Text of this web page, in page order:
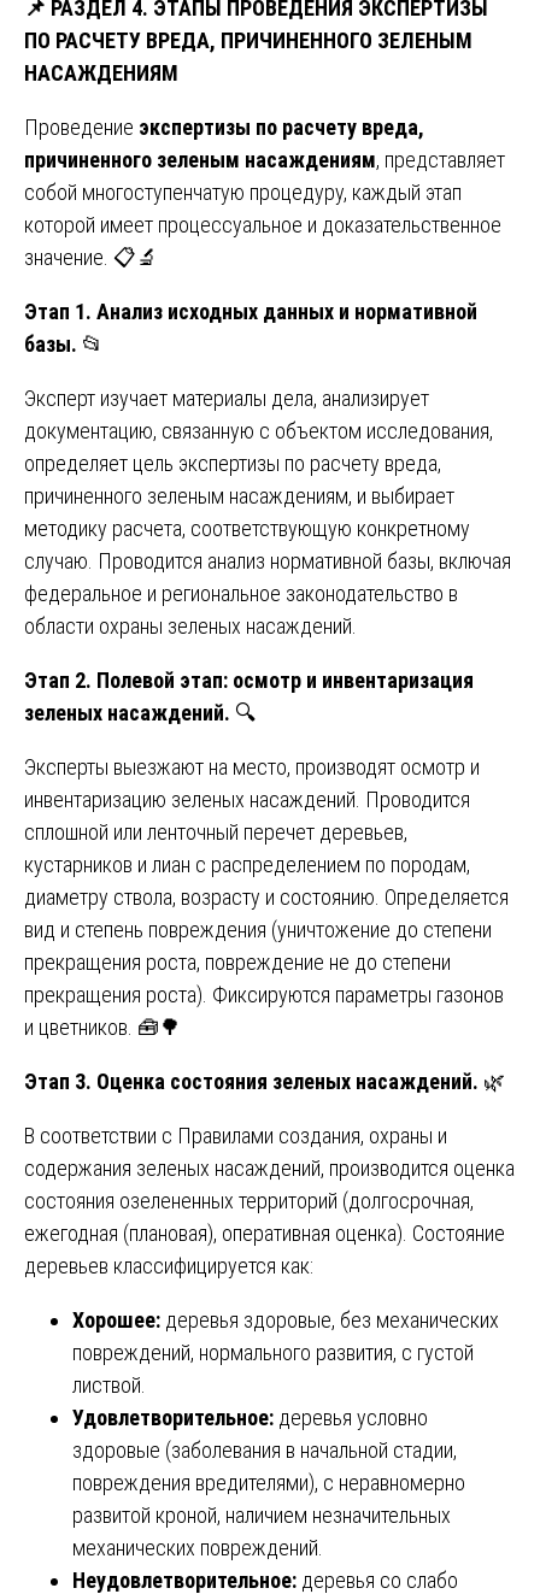
📌 РАЗДЕЛ 4. ЭТАПЫ ПРОВЕДЕНИЯ ЭКСПЕРТИЗЫ
ПО РАСЧЕТУ ВРЕДА, ПРИЧИНЕННОГО ЗЕЛЕНЫМ
НАСАЖДЕНИЯМ
Проведение экспертизы по расчету вреда,
причиненного зеленым насаждениям, представляет
собой многоступенчатую процедуру, каждый этап
которой имеет процессуальное и доказательственное
значение. 📋🔬
Этап 1. Анализ исходных данных и нормативной
базы. 📂
Эксперт изучает материалы дела, анализирует
документацию, связанную с объектом исследования,
определяет цель экспертизы по расчету вреда,
причиненного зеленым насаждениям, и выбирает
методику расчета, соответствующую конкретному
случаю. Проводится анализ нормативной базы, включая
федеральное и региональное законодательство в
области охраны зеленых насаждений.
Этап 2. Полевой этап: осмотр и инвентаризация
зеленых насаждений. 🔍
Эксперты выезжают на место, производят осмотр и
инвентаризацию зеленых насаждений. Проводится
сплошной или ленточный перечет деревьев,
кустарников и лиан с распределением по породам,
диаметру ствола, возрасту и состоянию. Определяется
вид и степень повреждения (уничтожение до степени
прекращения роста, повреждение не до степени
прекращения роста). Фиксируются параметры газонов
и цветников. 🧰🌳
Этап 3. Оценка состояния зеленых насаждений. 🌿
В соответствии с Правилами создания, охраны и
содержания зеленых насаждений, производится оценка
состояния озелененных территорий (долгосрочная,
ежегодная (плановая), оперативная оценка). Состояние
деревьев классифицируется как:
Хорошее: деревья здоровые, без механических
повреждений, нормального развития, с густой
листвой.
Удовлетворительное: деревья условно
здоровые (заболевания в начальной стадии,
повреждения вредителями), с неравномерно
развитой кроной, наличием незначительных
механических повреждений.
Неудовлетворительное: деревья со слабо